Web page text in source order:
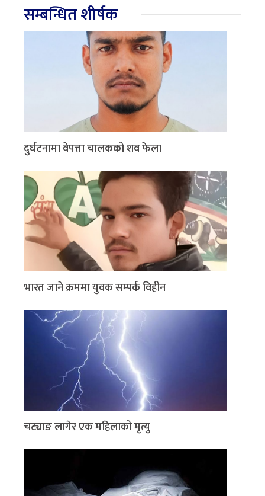
सम्बन्धित शीर्षक
दुर्घटनामा वेपत्ता चालकको शव फेला
भारत जाने क्रममा युवक सम्पर्क विहीन
चट्याङ लागेर एक महिलाको मृत्यु